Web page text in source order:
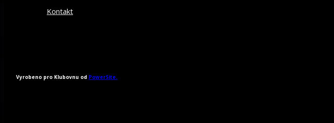
Kontakt
Vyrobeno pro Klubovnu od PowerSite.